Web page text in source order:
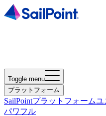
Toggle menu
プラットフォーム
SailPointプラットフォームユ
パワフル